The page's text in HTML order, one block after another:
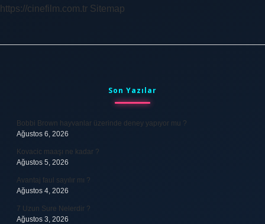
https://cinefilm.com.tr Sitemap
Son Yazılar
Bobbi Brown hayvanlar üzerinde deney yapıyor mu ?
Ağustos 6, 2026
Kovacic maaşı ne kadar ?
Ağustos 5, 2026
Avantaj faul sayılır mı ?
Ağustos 4, 2026
7 Uzun Sure Nelerdir ?
Ağustos 3, 2026